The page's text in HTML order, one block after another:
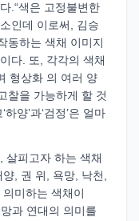
.“색은 고정불변한
인데 이로써, 김승
동하는 색채 이미지
다. 또, 각각의 색채
형상화 의 여러 양
찰을 가능하게 할 것
하양’과‘검정’은 얼마
살피고자 하는 색채
양, 권 위, 욕망, 낙천,
미하는 색채이
과 연대의 의미를